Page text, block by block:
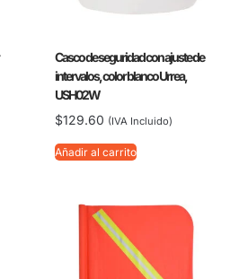
Casco de seguridad con ajuste de
intervalos, color blanco Urrea,
USH02W
$129.60 (IVA Incluido)
Añadir al carrito